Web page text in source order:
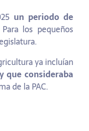
un periodo de
los pequeños
ya incluían
que consideraba
de la PAC.